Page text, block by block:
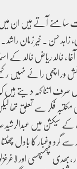
آتے ہیں ان میں
زاہد حسن. خیر زمان
آغا ، خالد ریاض خالد
رائے نہیں
صرف اتنا کہہ دیتے
مکتبہ فکر سے تعلق
سیکشن میں
وغبار کا بادل چھٹتا
،بھدی پھسپھسی اور